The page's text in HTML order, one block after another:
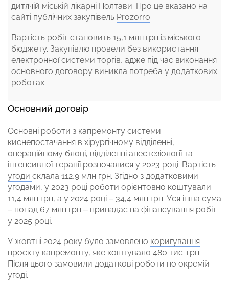
дитячій міській лікарні Полтави. Про це вказано на
сайті публічних закупівель Prozorro.
Вартість робіт становить 15,1 млн грн із міського
бюджету. Закупівлю провели без використання
електронної системи торгів, адже під час виконання
основного договору виникла потреба у додаткових
роботах.
Основний договір
Основні роботи з капремонту системи
киснепостачання в хірургічному відділенні,
операційному блоці, відділенні анестезіології та
інтенсивної терапії розпочалися у 2023 році. Вартість
угоди склала 112,9 млн грн. Згідно з додатковими
угодами, у 2023 році роботи орієнтовно коштували
11,4 млн грн, а у 2024 році – 34,4 млн грн. Уся інша сума
– понад 67 млн грн – припадає на фінансування робіт
у 2025 році.
У жовтні 2024 року було замовлено коригування
проєкту капремонту, яке коштувало 480 тис. грн.
Після цього замовили додаткові роботи по окремій
угоді.